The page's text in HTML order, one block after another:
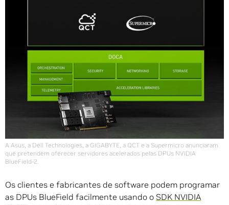
A Asus, a Dell Technologies, a GIGABYTE, a QCT e a Supermicro anunciaram
que pretendem oferecer servidores acelerados pelas DPUs NVIDIA
BlueField-2.
Os clientes e fabricantes de software podem programar
as DPUs BlueField facilmente usando o SDK NVIDIA